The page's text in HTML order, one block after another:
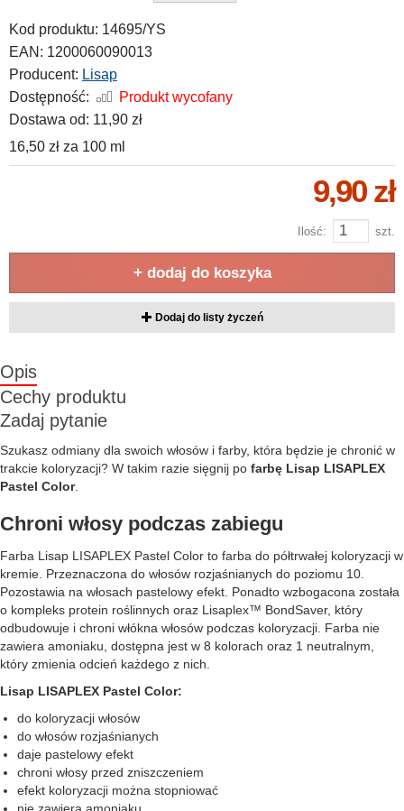
Kod produktu: 14695/YS
EAN: 1200060090013
Producent: Lisap
Dostępność:
Produkt wycofany
Dostawa od: 11,90 zł
16,50 zł za 100 ml
9,90 zł
Ilość: szt.
+ dodaj do koszyka
Dodaj do listy życzeń
Opis
Cechy produktu
Zadaj pytanie
Szukasz odmiany dla swoich włosów i farby, która będzie je chronić w
trakcie koloryzacji? W takim razie sięgnij po farbę Lisap LISAPLEX
Pastel Color.
Chroni włosy podczas zabiegu
Farba Lisap LISAPLEX Pastel Color to farba do półtrwałej koloryzacji w
kremie. Przeznaczona do włosów rozjaśnianych do poziomu 10.
Pozostawia na włosach pastelowy efekt. Ponadto wzbogacona została
o kompleks protein roślinnych oraz Lisaplex™ BondSaver, który
odbudowuje i chroni włókna włosów podczas koloryzacji. Farba nie
zawiera amoniaku, dostępna jest w 8 kolorach oraz 1 neutralnym,
który zmienia odcień każdego z nich.
Lisap LISAPLEX Pastel Color:
do koloryzacji włosów
do włosów rozjaśnianych
daje pastelowy efekt
chroni włosy przed zniszczeniem
efekt koloryzacji można stopniować